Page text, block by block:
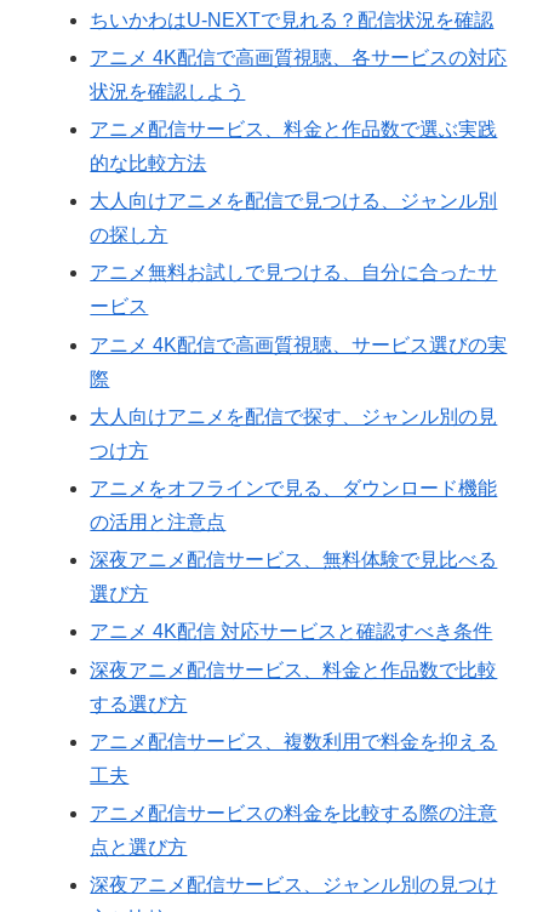
ちいかわはU-NEXTで見れる？配信状況を確認
アニメ 4K配信で高画質視聴、各サービスの対応
状況を確認しよう
アニメ配信サービス、料金と作品数で選ぶ実践
的な比較方法
大人向けアニメを配信で見つける、ジャンル別
の探し方
アニメ無料お試しで見つける、自分に合ったサ
ービス
アニメ 4K配信で高画質視聴、サービス選びの実
際
大人向けアニメを配信で探す、ジャンル別の見
つけ方
アニメをオフラインで見る、ダウンロード機能
の活用と注意点
深夜アニメ配信サービス、無料体験で見比べる
選び方
アニメ 4K配信 対応サービスと確認すべき条件
深夜アニメ配信サービス、料金と作品数で比較
する選び方
アニメ配信サービス、複数利用で料金を抑える
工夫
アニメ配信サービスの料金を比較する際の注意
点と選び方
深夜アニメ配信サービス、ジャンル別の見つけ